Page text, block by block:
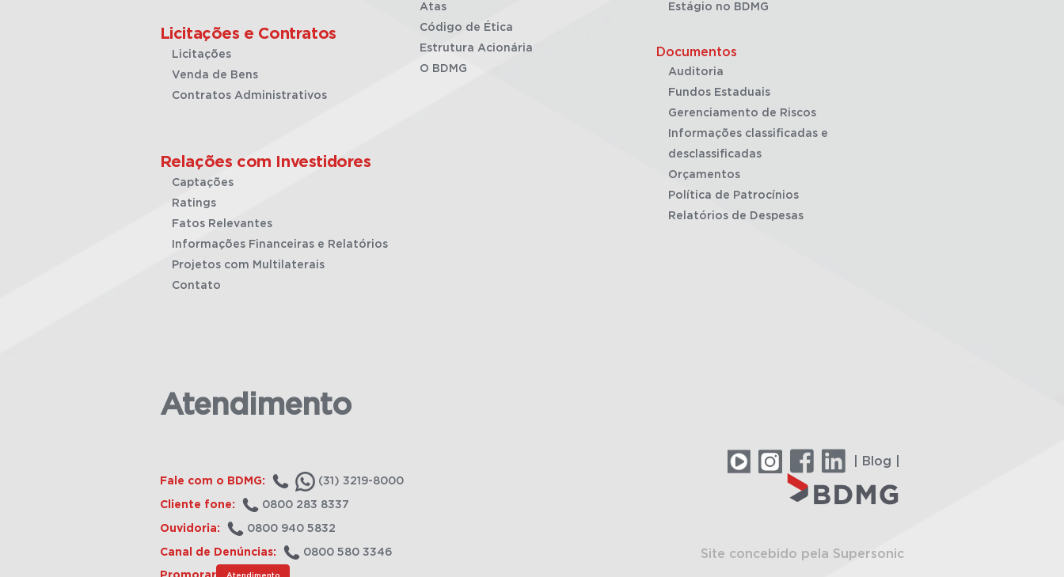
Licitações e Contratos
Licitações
Venda de Bens
Contratos Administrativos
Relações com Investidores
Captações
Ratings
Fatos Relevantes
Informações Financeiras e Relatórios
Projetos com Multilaterais
Contato
Atas
Código de Ética
Estrutura Acionária
O BDMG
Estágio no BDMG
Documentos
Auditoria
Fundos Estaduais
Gerenciamento de Riscos
Informações classificadas e
desclassificadas
Orçamentos
Política de Patrocínios
Relatórios de Despesas
Atendimento
Fale com o BDMG: (31) 3219-8000
Cliente fone: 0800 283 8337
Ouvidoria: 0800 940 5832
Canal de Denúncias: 0800 580 3346
Atendimento
| Blog |
Site concebido pela Supersonic